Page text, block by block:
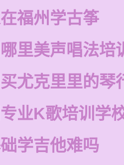
福州学古筝
里美声唱法培
尤克里里的琴
业K歌培训学
学吉他难吗